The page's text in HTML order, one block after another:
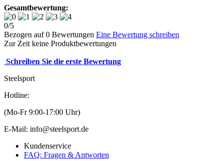
Gesamtbewertung:
0/5
Bezogen auf0 Bewertungen Eine Bewertung schreiben
Zur Zeit keine Produktbewertungen
Schreiben Sie die erste Bewertung
Steelsport
Hotline:
(Mo-Fr 9:00-17:00 Uhr)
E-Mail: info@steelsport.de
Kundenservice
FAQ: Fragen & Antworten